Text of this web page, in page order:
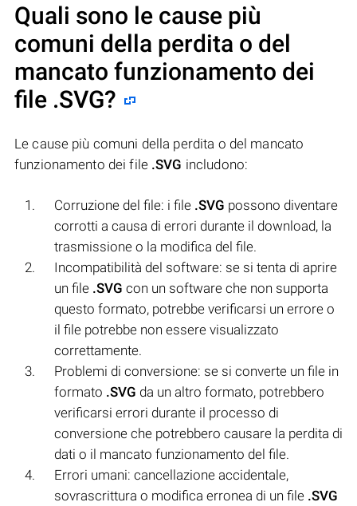
Quali sono le cause più
comuni della perdita o del
mancato funzionamento dei
file .SVG?
Le cause più comuni della perdita o del mancato
funzionamento dei file .SVG includono:
Corruzione del file: i file .SVG possono diventare
corrotti a causa di errori durante il download, la
trasmissione o la modifica del file.
Incompatibilità del software: se si tenta di aprire
un file .SVG con un software che non supporta
questo formato, potrebbe verificarsi un errore o
il file potrebbe non essere visualizzato
correttamente.
Problemi di conversione: se si converte un file in
formato .SVG da un altro formato, potrebbero
verificarsi errori durante il processo di
conversione che potrebbero causare la perdita di
dati o il mancato funzionamento del file.
Errori umani: cancellazione accidentale,
sovrascrittura o modifica erronea di un file .SVG